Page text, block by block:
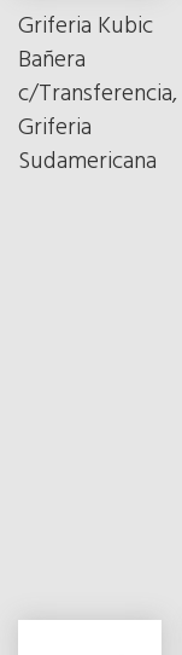
Griferia Kubic
Bañera
c/Transferencia,
Griferia
Sudamericana